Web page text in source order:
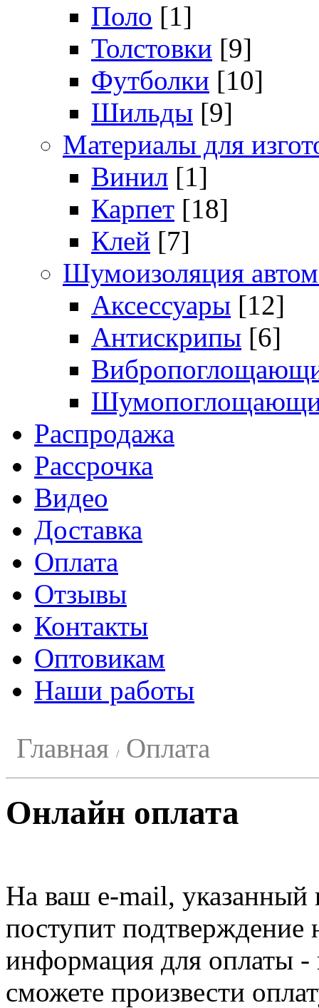
Поло [1]
Толстовки [9]
Футболки [10]
Шильды [9]
Материалы для
Винил [1]
Карпет [18]
Клей [7]
Шумоизоляция
Аксессуары [12]
Антискрипы [6]
Распродажа
Рассрочка
Видео
Доставка
Оплата
Отзывы
Контакты
Оптовикам
Наши работы
Главная Оплата
Онлайн оплата
На ваш e-mail, указанный
поступит подтверждение
информация для оплаты
сможете произвести